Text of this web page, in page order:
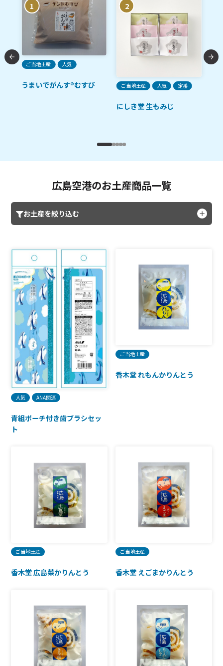
1
ご当地土産 人気
うまいでがんす®むすび
2
ご当地土産 人気 定番
にしき堂 生もみじ
広島空港のお土産商品一覧
お土産を絞り込む
人気 ANA関連
青組ポーチ付き歯ブラシセッ
ト
ご当地土産
香木堂 れもんかりんとう
ご当地土産
香木堂 広島菜かりんとう
ご当地土産
香木堂 えごまかりんとう